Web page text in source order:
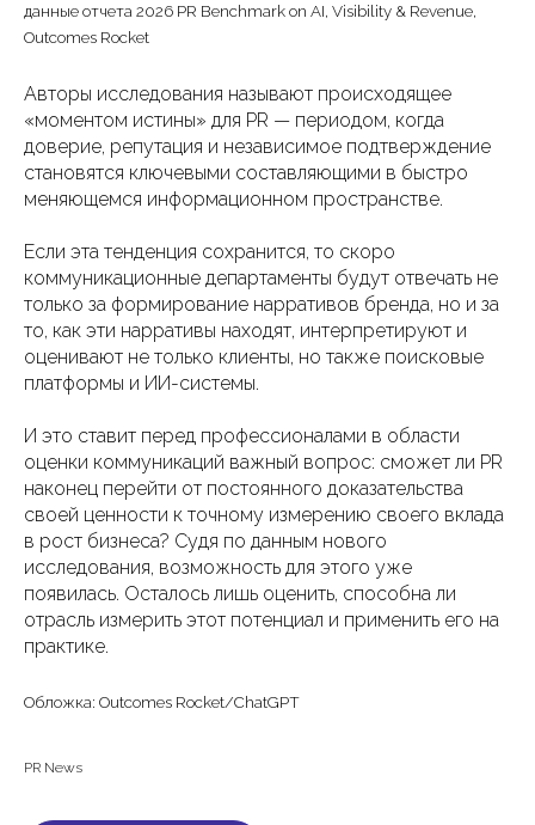
данные отчета 2026 PR Benchmark on AI, Visibility & Revenue,
Outcomes Rocket
Авторы исследования называют происходящее
«моментом истины» для PR — периодом, когда
доверие, репутация и независимое подтверждение
становятся ключевыми составляющими в быстро
меняющемся информационном пространстве.
Если эта тенденция сохранится, то скоро
коммуникационные департаменты будут отвечать не
только за формирование нарративов бренда, но и за
то, как эти нарративы находят, интерпретируют и
оценивают не только клиенты, но также поисковые
платформы и ИИ-системы.
И это ставит перед профессионалами в области
оценки коммуникаций важный вопрос: сможет ли PR
наконец перейти от постоянного доказательства
своей ценности к точному измерению своего вклада
в рост бизнеса? Судя по данным нового
исследования, возможность для этого уже
появилась. Осталось лишь оценить, способна ли
отрасль измерить этот потенциал и применить его на
практике.
Обложка: Outcomes Rocket/ChatGPT
PR News